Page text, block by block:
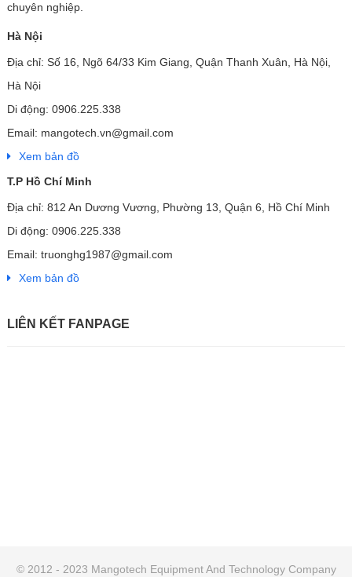
chuyên nghiệp.
Hà Nội
Địa chỉ: Số 16, Ngõ 64/33 Kim Giang, Quận Thanh Xuân, Hà Nội,
Hà Nội
Di động: 0906.225.338
Email: mangotech.vn@gmail.com
Xem bản đồ
T.P Hồ Chí Minh
Địa chỉ: 812 An Dương Vương, Phường 13, Quận 6, Hồ Chí Minh
Di động: 0906.225.338
Email: truonghg1987@gmail.com
Xem bản đồ
LIÊN KẾT FANPAGE
© 2012 - 2023 Mangotech Equipment And Technology Company